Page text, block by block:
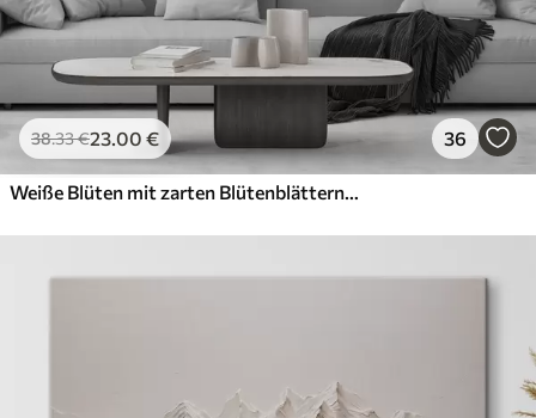
38.33€23.00 € 36
Weiße Blüten mit zarten Blütenblättern, angeordnet in einem wunderschönen Blumenmuster vor einem hellen Hintergrund